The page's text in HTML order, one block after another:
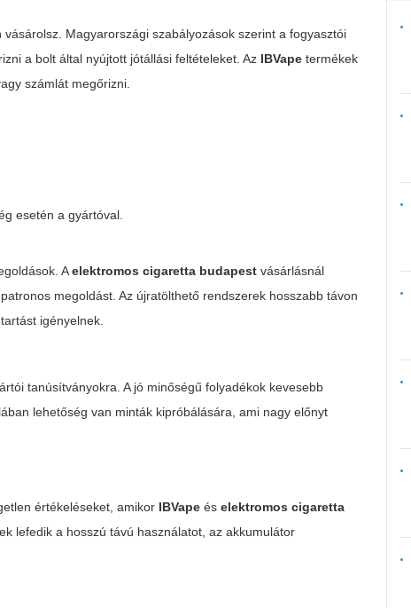
vásárolsz. Magyarországi szabályozások szerint a fogyasztói
a bolt által nyújtott jótállási feltételeket. Az IBVape termékek
számlát megőrizni.
esetén a gyártóval.
Aelektromos cigaretta budapest vásárlásnál
megoldást. Az újratölthető rendszerek hosszabb távon
igényelnek.
tanúsítványokra. A jó minőségű folyadékok kevesebb
lehetőség van minták kipróbálására, ami nagy előnyt
értékeléseket, amikor IBVape éselektromos cigaretta
lefedik a hosszú távú használatot, az akkumulátor